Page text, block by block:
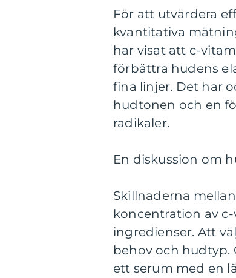
För att utvärdera
kvantitativa
har visat att c-
förbättra hudens
fina linjer. Det har
hudtonen och en
radikaler.
En diskussion om
Skillnaderna
koncentration av
ingredienser. Att
behov och hudtyp.
ett serum med en